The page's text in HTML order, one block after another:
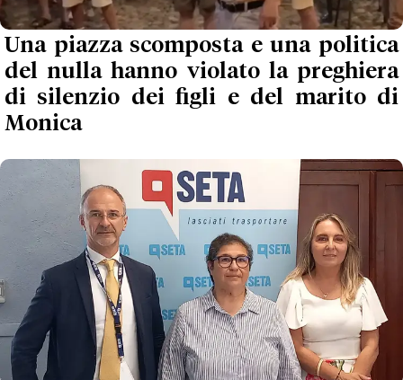
Una piazza scomposta e una politica
del nulla hanno violato la preghiera
di silenzio dei figli e del marito di
Monica